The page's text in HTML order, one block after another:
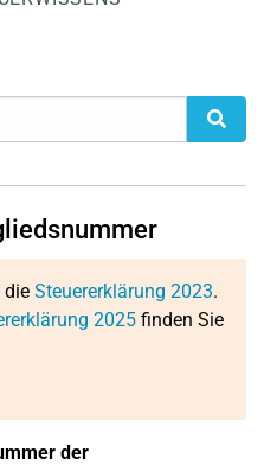
die Steuererklärung 2023.
2025 finden Sie
der